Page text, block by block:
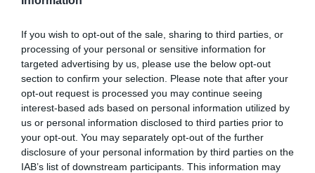
If you wish to opt-out of the sale, sharing to third parties, or
processing of your personal or sensitive information for
targeted advertising by us, please use the below opt-out
section to confirm your selection. Please note that after your
opt-out request is processed you may continue seeing
interest-based ads based on personal information utilized by
us or personal information disclosed to third parties prior to
your opt-out. You may separately opt-out of the further
disclosure of your personal information by third parties on the
IAB’s list of downstream participants. This information may
Α., Παράσχος Α., Φιλίππου Δ.
Σελ. 45
41
Ανατομική Σχέση μεταξύ του Παλίνδρομου Λαρυγγικού Νεύρου και
της Κάτω Θυρεοειδούς Αρτηρίας
Ματάλας Β., Μιχαλάκης Γ., Σίνου Ν., Κασσίμη Ο., Σεϊντάνης Μ.,
Δασκαλοπούλου Δ., Φιλίππου Δ.
Σελ. 46